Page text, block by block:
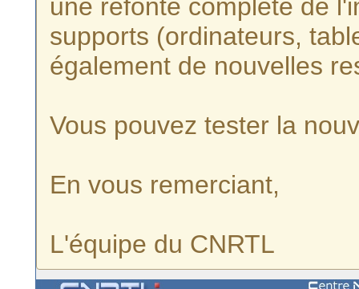
une refonte complète de
supports (ordinateurs,
également de nouvelles
Vous pouvez tester la
En vous remerciant,
L'équipe du CNRTL